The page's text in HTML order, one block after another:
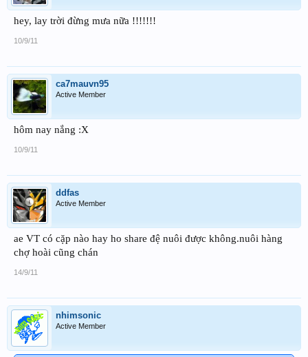
hey, lay trời đừng mưa nữa !!!!!!!
10/9/11
ca7mauvn95
Active Member
hôm nay nắng :X
10/9/11
ddfas
Active Member
ae VT có cặp nào hay ho share đệ nuôi được không.nuôi hàng
chợ hoài cũng chán
14/9/11
nhimsonic
Active Member